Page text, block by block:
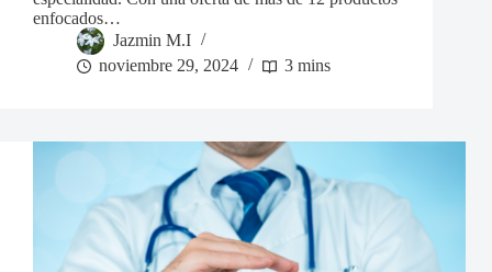
enfocados…
Jazmin M.I
noviembre 29, 2024
3 mins